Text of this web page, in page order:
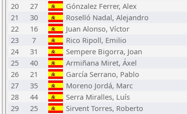
20
27 Gónzalez Ferrer, Alex
21
30 Roselló Nadal, Alejandro
22
16 Juan Alonso, Víctor
23
7 Rico Ripoll, Emilio
24
31 Sempere Bigorra, Joan
25
40 Armiñana Miret, Áxel
26
21 García Serrano, Pablo
27
35 Moreno Jordá, Marc
28
44 Serra Miralles, Luís
29
25 Sirvent Torres, Roberto